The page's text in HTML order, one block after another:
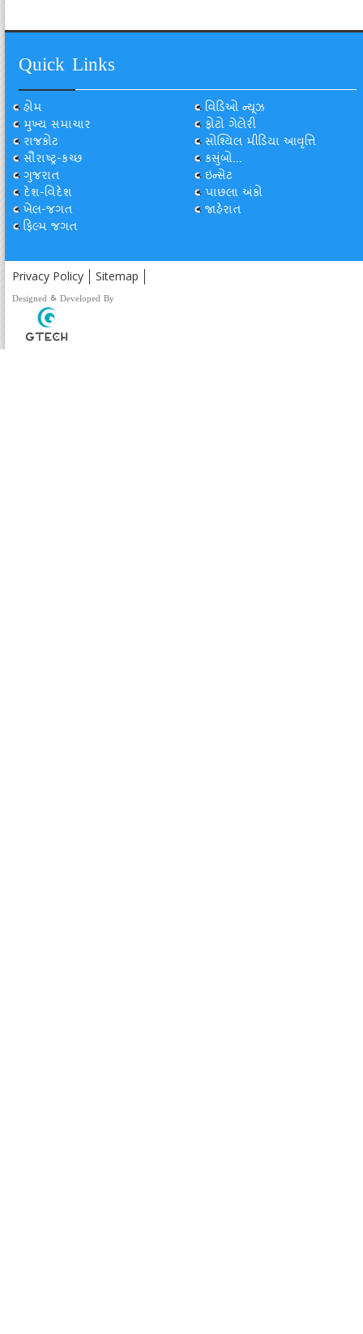
Quick Links
હોમ
મુખ્ય સમાચાર
રાજકોટ
સૌરાષ્ટ્ર-કચ્છ
ગુજરાત
દેશ-વિદેશ
ખેલ-જગત
ફિલ્મ જગત
વિડિઓ ન્યૂઝ
ફોટો ગેલેરી
સોશ્યિલ મીડિયા આવૃત્તિ
કસુંબો...
ઇન્સેટ
પાછલા અંકો
જાહેરાત
Privacy Policy Sitemap
Designed & Developed By